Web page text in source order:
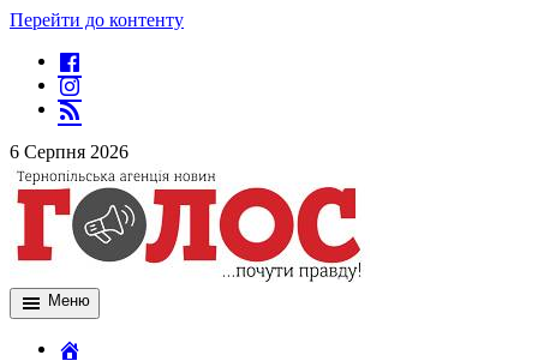
Перейти до контенту
6 Серпня 2026
Меню